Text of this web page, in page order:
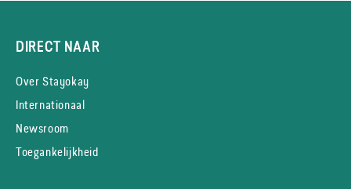
DIRECT NAAR
Over Stayokay
Internationaal
Newsroom
Toegankelijkheid